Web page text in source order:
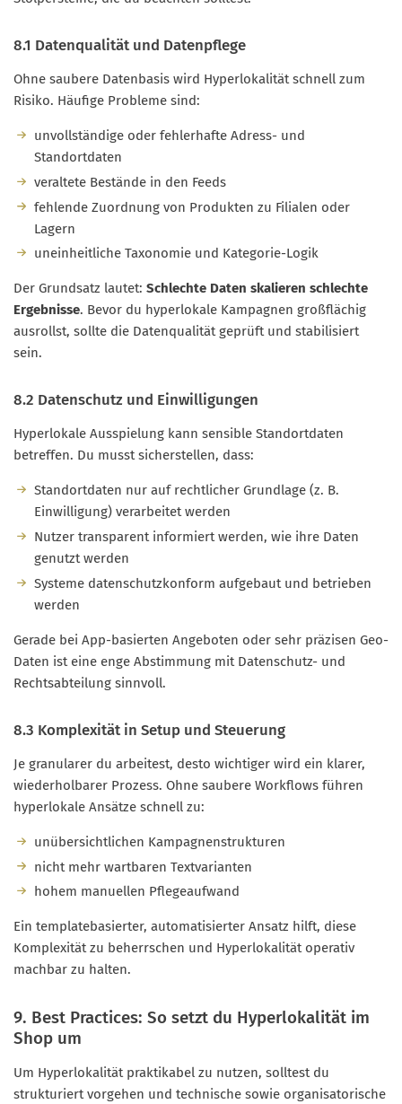
8.1 Datenqualität und Datenpflege
Ohne saubere Datenbasis wird Hyperlokalität schnell zum
Risiko. Häufige Probleme sind:
unvollständige oder fehlerhafte Adress- und
Standortdaten
veraltete Bestände in den Feeds
fehlende Zuordnung von Produkten zu Filialen oder
Lagern
uneinheitliche Taxonomie und Kategorie-Logik
Der Grundsatz lautet: Schlechte Daten skalieren schlechte
Ergebnisse. Bevor du hyperlokale Kampagnen großflächig
ausrollst, sollte die Datenqualität geprüft und stabilisiert
sein.
8.2 Datenschutz und Einwilligungen
Hyperlokale Ausspielung kann sensible Standortdaten
betreffen. Du musst sicherstellen, dass:
Standortdaten nur auf rechtlicher Grundlage (z. B.
Einwilligung) verarbeitet werden
Nutzer transparent informiert werden, wie ihre Daten
genutzt werden
Systeme datenschutzkonform aufgebaut und betrieben
werden
Gerade bei App-basierten Angeboten oder sehr präzisen Geo-
Daten ist eine enge Abstimmung mit Datenschutz- und
Rechtsabteilung sinnvoll.
8.3 Komplexität in Setup und Steuerung
Je granularer du arbeitest, desto wichtiger wird ein klarer,
wiederholbarer Prozess. Ohne saubere Workflows führen
hyperlokale Ansätze schnell zu:
unübersichtlichen Kampagnenstrukturen
nicht mehr wartbaren Textvarianten
hohem manuellen Pflegeaufwand
Ein templatebasierter, automatisierter Ansatz hilft, diese
Komplexität zu beherrschen und Hyperlokalität operativ
machbar zu halten.
9. Best Practices: So setzt du Hyperlokalität im
Shop um
Um Hyperlokalität praktikabel zu nutzen, solltest du
strukturiert vorgehen und technische sowie organisatorische